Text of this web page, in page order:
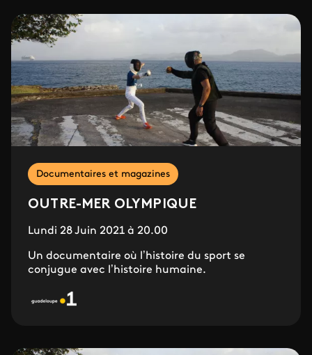
Documentaires et magazines
OUTRE-MER OLYMPIQUE
Lundi 28 Juin 2021 à 20.00
Un documentaire où l’histoire du sport se
conjugue avec l’histoire humaine.